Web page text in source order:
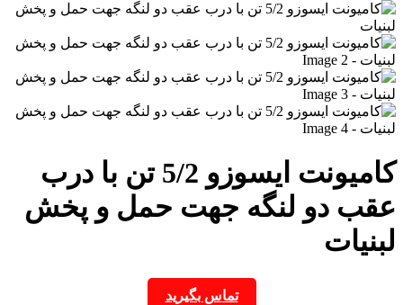
کامیونت ایسوزو 5/2 تن با درب
عقب دو لنگه جهت حمل و پخش
لبنیات
تماس بگیرید